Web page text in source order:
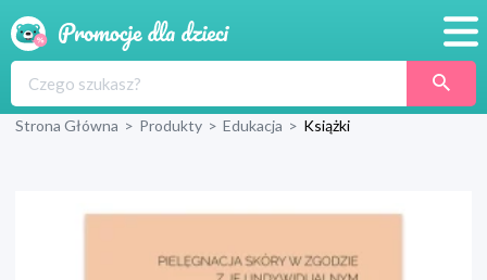
Produkty
Strona Główna > Produkty > Edukacja > Książki